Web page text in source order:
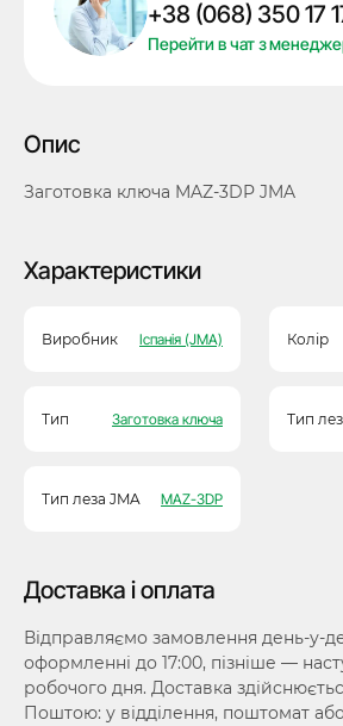
+38 (068) 350 17
Перейти в чат з
Опис
Заготовка ключа MAZ-3DP JMA
Характеристики
Виробник Іспанія (JMA) Колір
Тип Заготовка ключа Тип
Тип леза JMA MAZ-3DP
Доставка і оплата
Відправляємо замовлення день-у-
оформленні до 17:00, пізніше —
робочого дня. Доставка
Поштою: у відділення, поштомат